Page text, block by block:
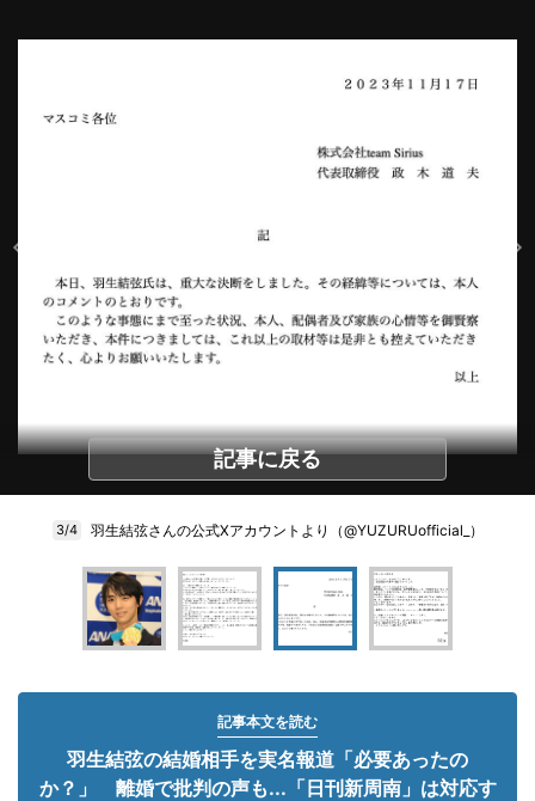
記事に戻る
3/4 羽生結弦さんの公式Xアカウントより（@YUZURUofficial_）
記事本文を読む
羽生結弦の結婚相手を実名報道「必要あったの
か？」 離婚で批判の声も...「日刊新周南」は対応す